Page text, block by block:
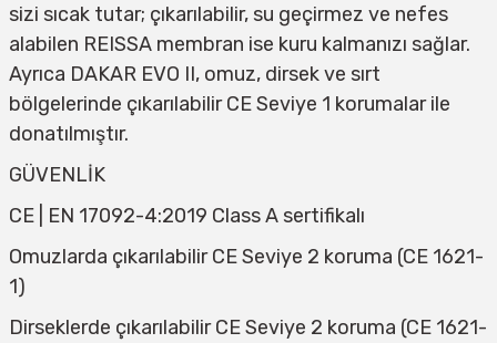
sizi sıcak tutar; çıkarılabilir, su geçirmez ve nefes
alabilen REISSA membran ise kuru kalmanızı sağlar.
Ayrıca DAKAR EVO II, omuz, dirsek ve sırt
bölgelerinde çıkarılabilir CE Seviye 1 korumalar ile
donatılmıştır.
GÜVENLİK
CE | EN 17092-4:2019 Class A sertifikalı
Omuzlarda çıkarılabilir CE Seviye 2 koruma (CE 1621-
1)
Dirseklerde çıkarılabilir CE Seviye 2 koruma (CE 1621-